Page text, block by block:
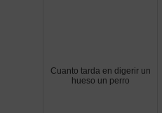
Cuanto tarda en digerir un
hueso un perro